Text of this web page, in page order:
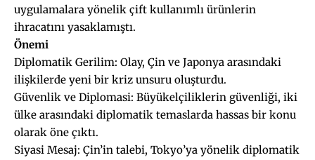
uygulamalara yönelik çift kullanımlı ürünlerin
ihracatını yasaklamıştı.
Önemi
Diplomatik Gerilim: Olay, Çin ve Japonya arasındaki
ilişkilerde yeni bir kriz unsuru oluşturdu.
Güvenlik ve Diplomasi: Büyükelçiliklerin güvenliği, iki
ülke arasındaki diplomatik temaslarda hassas bir konu
olarak öne çıktı.
Siyasi Mesaj: Çin’in talebi, Tokyo’ya yönelik diplomatik